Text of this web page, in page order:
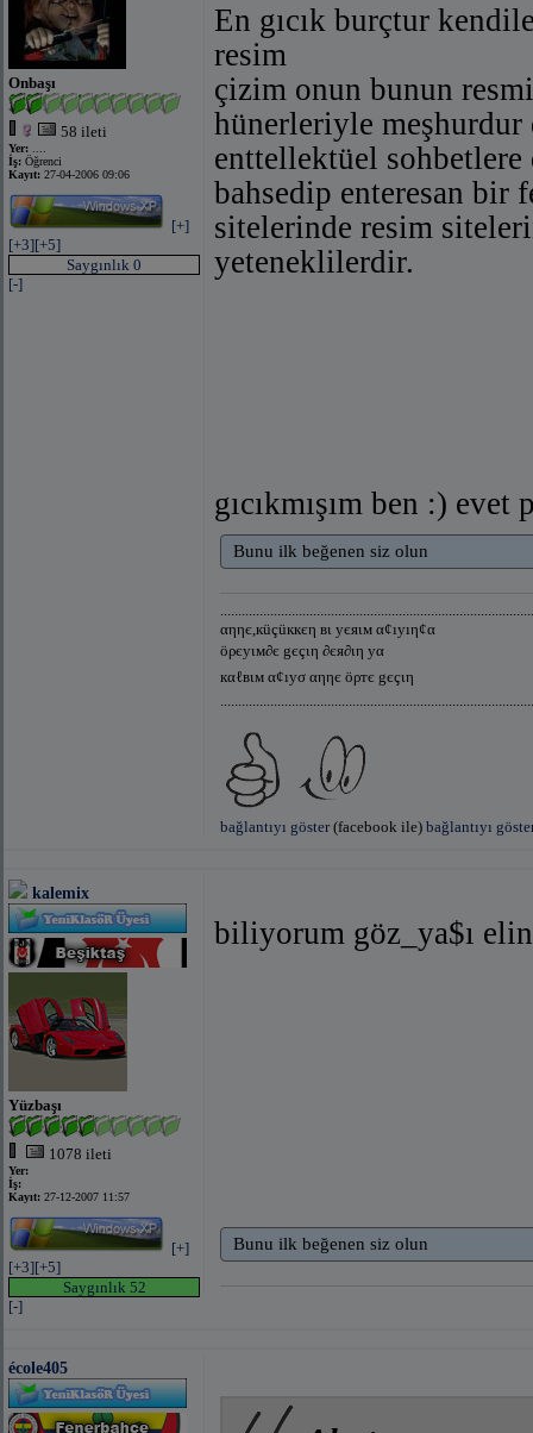
bağlantıyı göster
Onbaşı
58 ileti
Yer:
İş: Öğrenci
Kayıt: 27-04-2006 09:06
[+]
[+3][+5]
Saygınlık 0
[-]
En gıcık burçtur
resim
çizim onun bunun
hünerleriyle meşhurdur
enttellektüel sohbetlere
bahsedip enteresan bir
sitelerinde resim
yeteneklilerdir.
gıcıkmışım ben :)
Bunu ilk beğenen siz olun
αηηє,кüçüккєη вι уєяιм α¢ıуıη¢α
öρєуιм∂є gєçιη ∂єя∂ιη уα
кαℓвιм α¢ıуσ αηηє öρтє gєçιη
bağlantıyı göster(facebook ile) bağlantıyı
kalemix
Yüzbaşı
1078 ileti
Yer:
İş:
Kayıt: 27-12-2007 11:57
[+]
[+3][+5]
Saygınlık 52
[-]
biliyorum göz_ya$ı
Bunu ilk beğenen siz olun
école405